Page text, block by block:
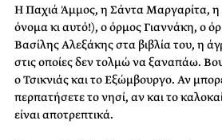
Η Παχιά Άμμος, η Σάντα Μαργαρίτα, η
όνομα κι αυτό!), ο όρμος Γιαννάκη, ο
Βασίλης Αλεξάκης στα βιβλία του, η
στις οποίες δεν τολμώ να ξαναπάω.
ο Τσικνιάς και το Εξώμβουργο. Αν
περπατήσετε το νησί, αν και το
είναι αποτρεπτικά.